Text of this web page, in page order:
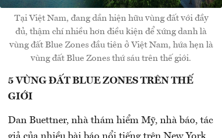
Tại Việt Nam, đang dần hiện hữu vùng đất với đầy
đủ, thậm chí nhiều hơn điều kiện để xứng danh là
vùng đất Blue Zones đầu tiên ở Việt Nam, hứa hẹn là
vùng đất Blue Zones thứ sáu trên thế giới.
5 VÙNG ĐẤT BLUE ZONES TRÊN THẾ
GIỚI
Dan Buettner, nhà thám hiểm Mỹ, nhà báo, tác